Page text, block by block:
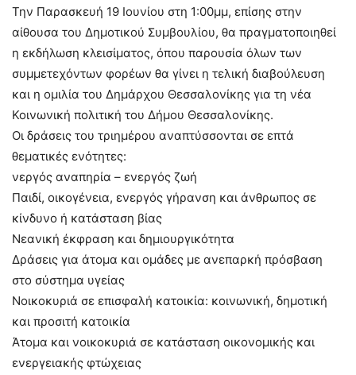
Την Παρασκευή 19 Ιουνίου στη 1:00μμ, επίσης στην
αίθουσα του Δημοτικού Συμβουλίου, θα πραγματοποιηθεί
η εκδήλωση κλεισίματος, όπου παρουσία όλων των
συμμετεχόντων φορέων θα γίνει η τελική διαβούλευση
και η ομιλία του Δημάρχου Θεσσαλονίκης για τη νέα
Κοινωνική πολιτική του Δήμου Θεσσαλονίκης.
Οι δράσεις του τριημέρου αναπτύσσονται σε επτά
θεματικές ενότητες:
νεργός αναπηρία – ενεργός ζωή
Παιδί, οικογένεια, ενεργός γήρανση και άνθρωπος σε
κίνδυνο ή κατάσταση βίας
Νεανική έκφραση και δημιουργικότητα
Δράσεις για άτομα και ομάδες με ανεπαρκή πρόσβαση
στο σύστημα υγείας
Νοικοκυριά σε επισφαλή κατοικία: κοινωνική, δημοτική
και προσιτή κατοικία
Άτομα και νοικοκυριά σε κατάσταση οικονομικής και
ενεργειακής φτώχειας